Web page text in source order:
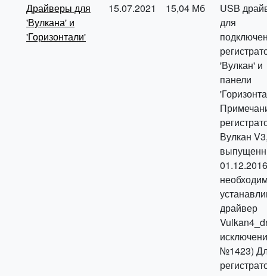
Драйверы для
'Вулкана' и
'Горизонтали'
15.07.2021 15,04 Мб
USB
для
'Вулкан' и
панели
Вулкан
драйвер
№1423)